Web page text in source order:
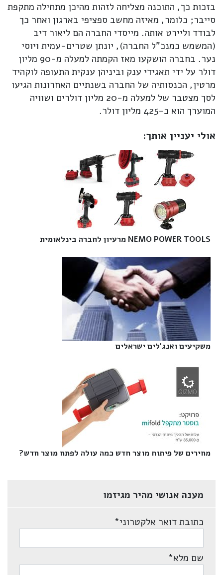
בזכות כך, התוכנה מצליחה לזהות מהיכן מתחילה מתקפת
סייבר; כלומר, מאיזה מחשב ספציפי בארגון ואחר כך
לבודד וליירט אותה. מייסדי החברה הם ליאור דיב
(המשמש כמנכ"ל החברה), יונתן שטרים-עמית ויוסי
נער. בחברה הושקעו מאז הקמתה למעלה מ-90 מליון
דולר על ידי תאגידי ענק וביניהן ענקית התעופה לוקהיד
מרטין, הכנסותיה של החברה בשנתיים האחרונות הגיעו
לסך מצטבר של למעלה מ-20 מליון דולרים ושוויה
המוערך הוא כ-425 מליון דולר.
אולי יעניין אותך:
NEMO POWER TOOLS מרעיון לחברה בינלאומית‎
משקיעים ואנג'לים ישראלים‎
מחירים של פיתוח מוצר חדש כמה עולה לפתח מוצר חדש?‎
מענה אנושי מהיר מגיזמו
כתובת דואר אלקטרוני*
שם מלא*